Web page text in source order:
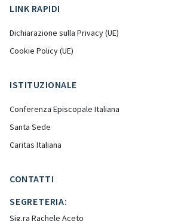
LINK RAPIDI
Dichiarazione sulla Privacy (UE)
Cookie Policy (UE)
ISTITUZIONALE
Conferenza Episcopale Italiana
Santa Sede
Caritas Italiana
CONTATTI
SEGRETERIA:
Sig.ra Rachele Aceto